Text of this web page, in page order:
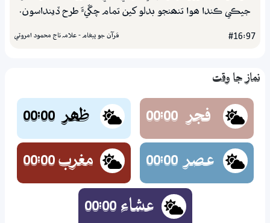
جيڪي ڪندا ھوا تنھنجو بدلو کين تمام چڱيءَ طرح ڏينداسون.
#16:97 قرآن جو پيغام - علامہ تاج محمود امروٽي
نماز جا وقت
فجر 00:00 ظھر 00:00
عصر 00:00 مغرب 00:00
عشاء 00:00